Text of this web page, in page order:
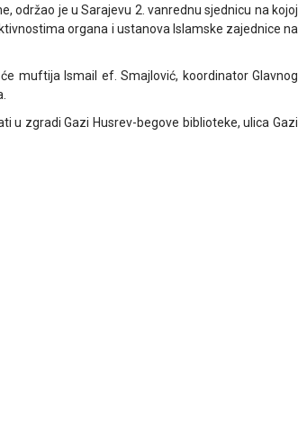
održao je u Sarajevu 2. vanrednu sjednicu na kojoj
organa i ustanova Islamske zajednice na
muftija Ismail ef. Smajlović, koordinator Glavnog
u zgradi Gazi Husrev-begove biblioteke, ulica Gazi